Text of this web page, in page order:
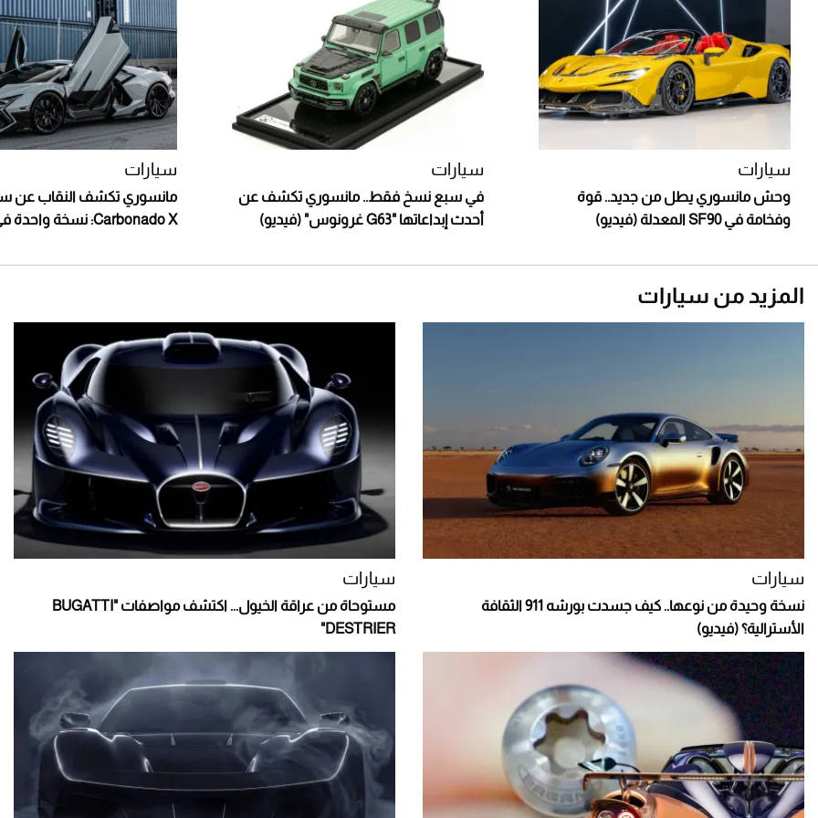
سيارات
وحش مانسوري يطل من جديد.. قوة
وفخامة في SF90 المعدلة (فيديو)
سيارات
في سبع نسخ فقط.. مانسوري تكشف عن
أحدث إبداعاتها "G63 غرونوس" (فيديو)
سيارات
مانسوري تكشف النقاب عن
Carbonado X: نسخة واحدة في العالم
المزيد من سيارات
سيارات
نسخة وحيدة من نوعها.. كيف جسدت بورشه 911 الثقافة
الأسترالية؟ (فيديو)
سيارات
مستوحاة من عراقة الخيول... اكتشف مواصفات "BUGATTI
DESTRIER"